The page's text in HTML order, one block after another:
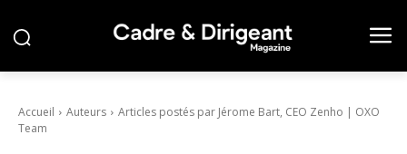
Accueil Auteurs
Articles postés par Jérome Bart, CEO Zenho | OXO
Team